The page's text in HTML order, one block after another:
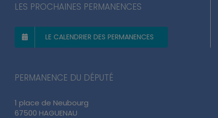
LES PROCHAINES PERMANENCES
LE CALENDRIER DES PERMANENCES
PERMANENCE DU DÉPUTÉ
1 place de Neubourg
67500 HAGUENAU